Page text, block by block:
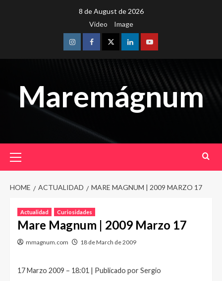
8 de August de 2026
Video
Image
InstagramFacebookTwitterLinkedinYoutube
Maremágnum
Menu
HOME ACTUALIDAD MARE MAGNUM | 2009 MARZO 17
Actualidad Curiosidades
Mare Magnum | 2009 Marzo 17
mmagnum.com 18 de March de 2009
17 Marzo 2009 – 18:01 | Publicado por Sergio